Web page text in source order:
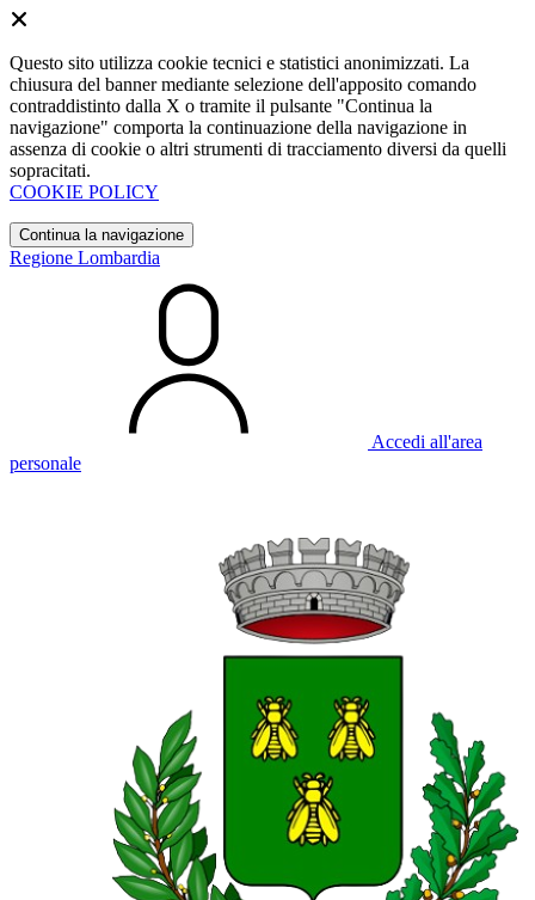
Questo sito utilizza cookie tecnici e statistici anonimizzati. La
chiusura del banner mediante selezione dell'apposito comando
contraddistinto dalla X o tramite il pulsante "Continua la
navigazione" comporta la continuazione della navigazione in
assenza di cookie o altri strumenti di tracciamento diversi da quelli
sopracitati.
COOKIE POLICY
Continua la navigazione
Regione Lombardia
Accedi all'area
personale